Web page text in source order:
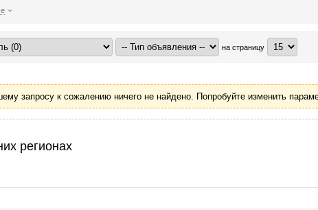
на страницу
запросу к сожалению ничего не найдено. Попробуйте изменить
регионах